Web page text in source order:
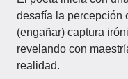
desafía la percepción
(engañar) captura
revelando con
realidad.